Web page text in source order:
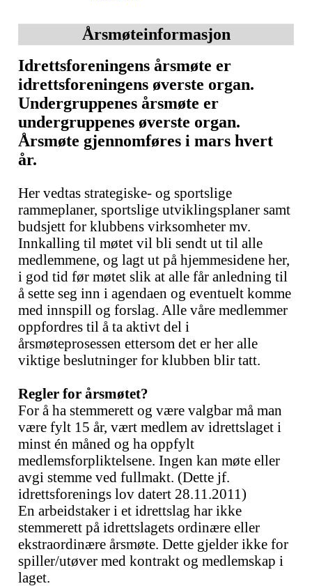
Årsmøteinformasjon
Idrettsforeningens årsmøte er
idrettsforeningens øverste organ.
Undergruppenes årsmøte er
undergruppenes øverste organ.
Årsmøte gjennomføres i mars hvert
år.
Her vedtas strategiske- og sportslige
rammeplaner, sportslige utviklingsplaner samt
budsjett for klubbens virksomheter mv.
Innkalling til møtet vil bli sendt ut til alle
medlemmene, og lagt ut på hjemmesidene her,
i god tid før møtet slik at alle får anledning til
å sette seg inn i agendaen og eventuelt komme
med innspill og forslag. Alle våre medlemmer
oppfordres til å ta aktivt del i
årsmøteprosessen ettersom det er her alle
viktige beslutninger for klubben blir tatt.
Regler for årsmøtet?
For å ha stemmerett og være valgbar må man
være fylt 15 år, vært medlem av idrettslaget i
minst én måned og ha oppfylt
medlemsforpliktelsene. Ingen kan møte eller
avgi stemme ved fullmakt. (Dette jf.
idrettsforenings lov datert 28.11.2011)
En arbeidstaker i et idrettslag har ikke
stemmerett på idrettslagets ordinære eller
ekstraordinære årsmøte. Dette gjelder ikke for
spiller/utøver med kontrakt og medlemskap i
laget.